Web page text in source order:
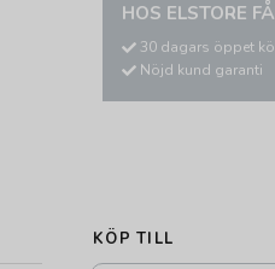
HOS ELSTORE
30 dagars öppet
Nöjd kund garanti
KÖP TILL